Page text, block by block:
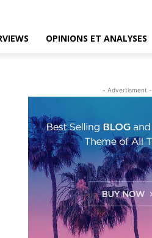
OPINIONS ET ANALYSES
- Advertisment -